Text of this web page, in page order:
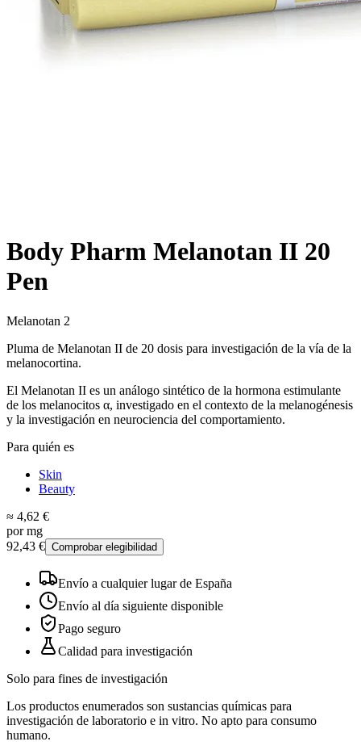
Body Pharm Melanotan II 20
Pen
Melanotan 2
Pluma de Melanotan II de 20 dosis para investigación de la vía de la
melanocortina.
El Melanotan II es un análogo sintético de la hormona estimulante
de los melanocitos α, investigado en el contexto de la melanogénesis
y la investigación en neurociencia del comportamiento.
Para quién es
Skin
Beauty
≈ 4,62 €
por mg
92,43 € Comprobar elegibilidad
Envío a cualquier lugar de España
Envío al día siguiente disponible
Pago seguro
Calidad para investigación
Solo para fines de investigación
Los productos enumerados son sustancias químicas para
investigación de laboratorio e in vitro. No apto para consumo
humano.